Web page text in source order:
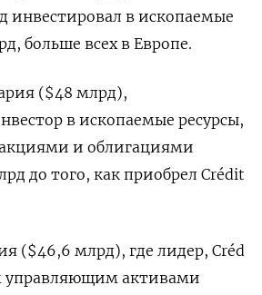
инвестировал в ископаемые
больше всех в Европе.
($48 млрд),
в ископаемые ресурсы,
акциями и облигациями
до того, как приобрел Crédit
($46,6 млрд), где лидер, Créd
управляющим активами